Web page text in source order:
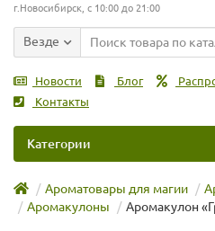
г.Новосибирск, с 10:00 до 21:00
Везде
Новости Блог
Контакты
Категории
Ароматовары для магии
Аромакулоны
Аромакулон